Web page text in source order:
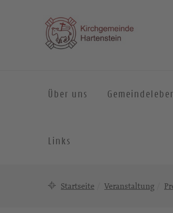
Über uns
Links
Startseite Veranstaltung